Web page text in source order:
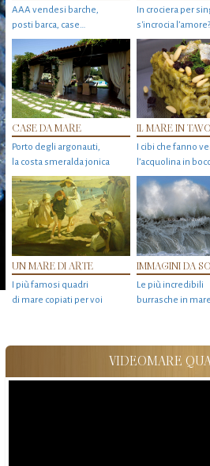
AAA vendesi barche,
posti barca, case…
In crociera per
s'incrocia l’amore?
CASE DA MARE
Porto degli argonauti,
la costa smeralda jonica
IL MARE IN
I cibi che fanno
l’acquolina in
UN MARE DI ARTE
I più famosi quadri
di mare copiati per voi
IMMAGINI DA
Le più incredibili
burrasche in mare
VIDEOMARE